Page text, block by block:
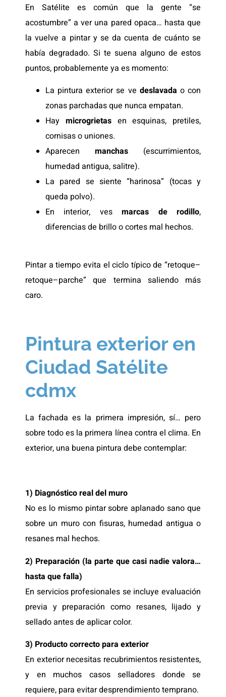
En Satélite es común que la gente “se
acostumbre” a ver una pared opaca… hasta que
la vuelve a pintar y se da cuenta de cuánto se
había degradado. Si te suena alguno de estos
puntos, probablemente ya es momento:
La pintura exterior se ve deslavada o con
zonas parchadas que nunca empatan.
Hay microgrietasen esquinas, pretiles,
cornisas o uniones.
Aparecen manchas (escurrimientos,
humedad antigua, salitre).
La pared se siente “harinosa” (tocas y
queda polvo).
En interior, vesmarcas de rodillo,
diferencias de brillo o cortes mal hechos.
Pintar a tiempo evita el ciclo típico de “retoque–
retoque–parche” que termina saliendo más
caro.
Pintura exterior en
Ciudad Satélite
cdmx
La fachada es la primera impresión, sí… pero
sobre todo es la primera línea contra el clima. En
exterior, una buena pintura debe contemplar:
1) Diagnóstico real del muro
No es lo mismo pintar sobre aplanado sano que
sobre un muro con fisuras, humedad antigua o
resanes mal hechos.
2) Preparación (la parte que casi nadie valora…
hasta que falla)
En servicios profesionales se incluye evaluación
previa y preparación como resanes, lijado y
sellado antes de aplicar color.
3) Producto correcto para exterior
En exterior necesitas recubrimientos resistentes,
y en muchos casos selladores donde se
requiere, para evitar desprendimiento temprano.